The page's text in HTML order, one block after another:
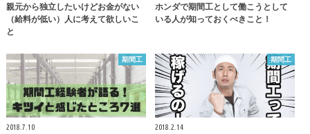
親元から独立したいけどお金がない
（給料が低い）人に考えて欲しいこ
と
ホンダで期間工として働こうとして
いる人が知っておくべきこと！
期間工
2018.7.10
期間工
2018.2.14